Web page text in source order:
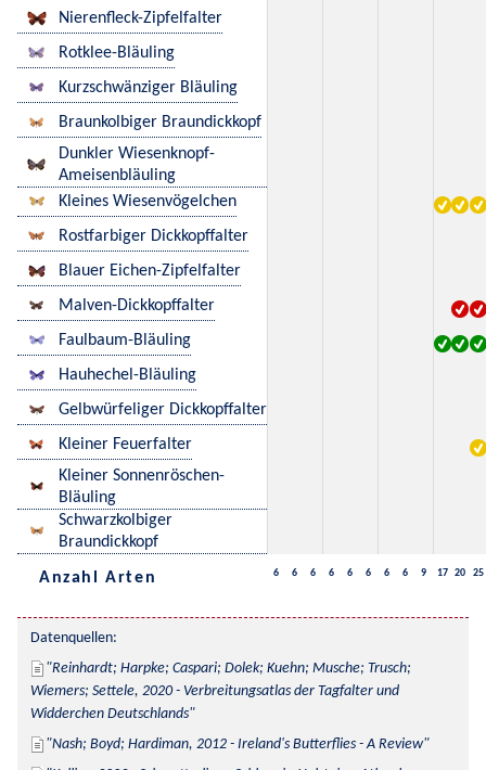
Nierenfleck-Zipfelfalter
Rotklee-Bläuling
Kurzschwänziger Bläuling
Braunkolbiger Braundickkopf
Dunkler Wiesenknopf-
Ameisenbläuling
Kleines Wiesenvögelchen
Rostfarbiger Dickkopffalter
Blauer Eichen-Zipfelfalter
Malven-Dickkopffalter
Faulbaum-Bläuling
Hauhechel-Bläuling
Gelbwürfeliger Dickkopffalter
Kleiner Feuerfalter
Kleiner Sonnenröschen-
Bläuling
Schwarzkolbiger
Braundickkopf
Anzahl Arten 6 6 6 6 6 6 6 6 9 17 20 25
Datenquellen:
Reinhardt; Harpke; Caspari; Dolek; Kuehn; Musche; Trusch;
Wiemers; Settele, 2020 - Verbreitungsatlas der Tagfalter und
Widderchen Deutschlands
Nash; Boyd; Hardiman, 2012 - Ireland's Butterflies - A Review